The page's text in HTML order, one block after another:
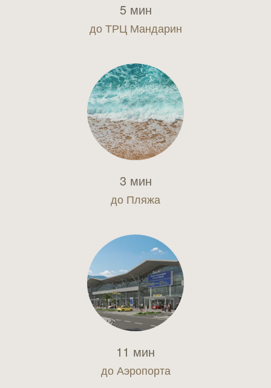
5 мин
до ТРЦ Мандарин
3 мин
до Пляжа
11 мин
до Аэропорта